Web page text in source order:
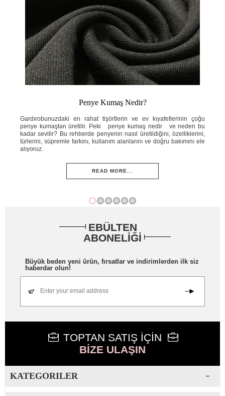
Penye Kumaş Nedir?
Gardırobunuzdaki en rahat tişörtlerin ve ev kıyafetlerinin çoğu
penye kumaştan üretilir. Peki penye kumaş nedir ve neden bu
kadar sevilir? Bu rehberde penyenin nasıl üretildiğini, özelliklerini,
türlerini, süpremle farkını, kullanım alanlarını ve doğru bakımını ele
alıyoruz.
READ MORE...
EBÜLTEN
ABONELİĞİ
Büyük beden yeni ürün, fırsatlar ve indirimlerden ilk siz
haberdar olun!
Enter your email address
TOPTAN SATIŞ İÇİN
BİZE ULAŞIN
KATEGORILER